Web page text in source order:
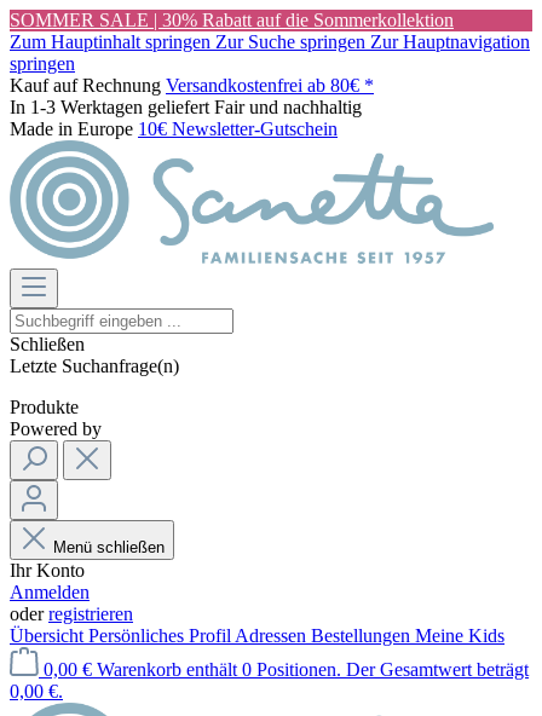
SOMMER SALE | 30% Rabatt auf die Sommerkollektion
Zum Hauptinhalt springen Zur Suche springen Zur Hauptnavigation
springen
Kauf auf Rechnung Versandkostenfrei ab 80€ *
In 1-3 Werktagen geliefert Fair und nachhaltig
Made in Europe 10€ Newsletter-Gutschein
Schließen
Letzte Suchanfrage(n)
Produkte
Powered by
Menü schließen
Ihr Konto
Anmelden
oderregistrieren
Übersicht Persönliches Profil Adressen Bestellungen Meine Kids
0,00 € Warenkorb enthält 0 Positionen. Der Gesamtwert beträgt
0,00 €.